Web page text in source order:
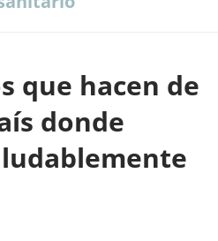
que hacen de
donde